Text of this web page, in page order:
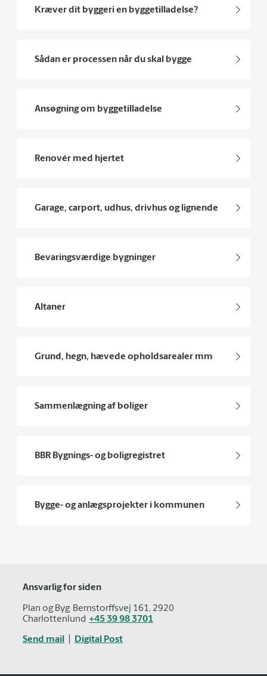
Kræver dit byggeri en byggetilladelse?
Sådan er processen når du skal bygge
Ansøgning om byggetilladelse
Renovér med hjertet
Garage, carport, udhus, drivhus og lignende
Bevaringsværdige bygninger
Altaner
Grund, hegn, hævede opholdsarealer mm
Sammenlægning af boliger
BBR Bygnings- og boligregistret
Bygge- og anlægsprojekter i kommunen
Ansvarlig for siden
Plan og Byg Bernstorffsvej 161, 2920
Charlottenlund +45 39 98 3701
Send mail Digital Post